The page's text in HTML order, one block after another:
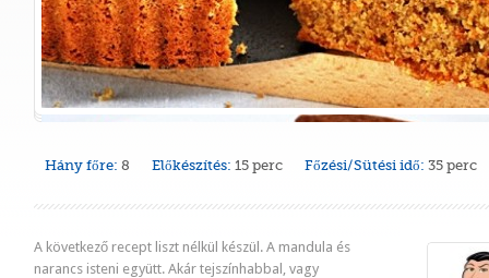
Hány főre: 8 Előkészítés: 15 perc Főzési/Sütési idő: 35 perc
A következő recept liszt nélkül készül. A mandula és
narancs isteni együtt. Akár tejszínhabbal, vagy